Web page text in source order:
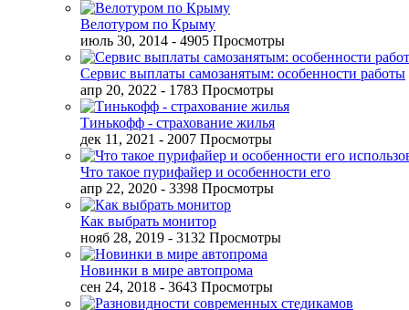
Велотуром по Крыму
июль 30, 2014 - 4905 Просмотры
Сервис выплаты самозанятым: особенности работы
апр 20, 2022 - 1783 Просмотры
Тинькофф - страхование жилья
дек 11, 2021 - 2007 Просмотры
Что такое пурифайер и особенности его
апр 22, 2020 - 3398 Просмотры
Как выбрать монитор
нояб 28, 2019 - 3132 Просмотры
Новинки в мире автопрома
сен 24, 2018 - 3643 Просмотры